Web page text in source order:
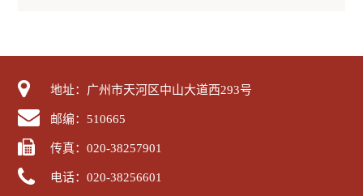
地址：广州市天河区中山大道西293号
邮编：510665
传真：020-38257901
电话：020-38256601